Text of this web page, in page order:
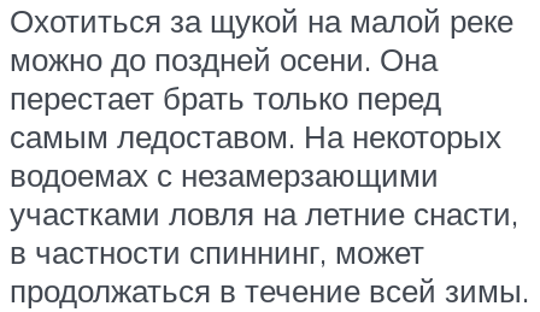
Охотиться за щукой на малой реке
можно до поздней осени. Она
перестает брать только перед
самым ледоставом. На некоторых
водоемах с незамерзающими
участками ловля на летние снасти,
в частности спиннинг, может
продолжаться в течение всей зимы.